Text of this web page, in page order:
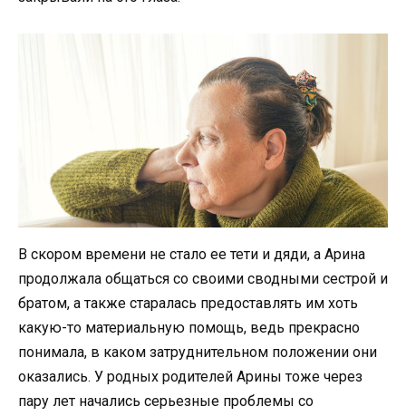
В скором времени не стало ее тети и дяди, а Арина
продолжала общаться со своими сводными сестрой и
братом, а также старалась предоставлять им хоть
какую-то материальную помощь, ведь прекрасно
понимала, в каком затруднительном положении они
оказались. У родных родителей Арины тоже через
пару лет начались серьезные проблемы со